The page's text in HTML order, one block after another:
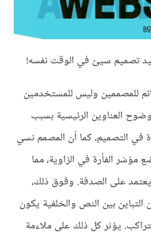
تصميم سيئ في الوقت نفسه!
للمصممين وليس للمستخدمين
العناوين الرئيسية بسبب
في التصميم، كما أن المصمم نسي
الفأرة في الزاوية، مما
على الصدفة. وفوق ذلك،
بين النص والخلفية يكون
يؤثر كل ذلك على ملاءمة